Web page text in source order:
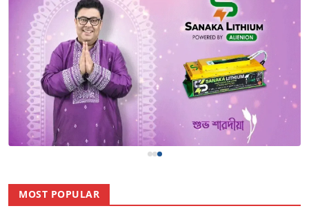
MOST POPULAR